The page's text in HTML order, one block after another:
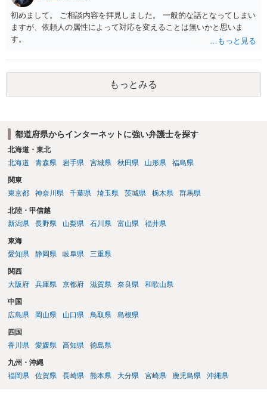
初めまして。 ご相談内容を拝見しました。 一般的な話となってしまい
ますが、依頼人の属性によって対応を変えることは無いかと思いま
す。
もっとみる
都道府県からインターネットに強い弁護士を探す
北海道・東北
北海道
青森県 岩手県 宮城県 秋田県 山形県 福島県
関東
東京都
神奈川県 千葉県 埼玉県 茨城県 栃木県 群馬県
北陸・甲信越
新潟県
長野県 山梨県 石川県 富山県 福井県
東海
愛知県
静岡県 岐阜県 三重県
関西
大阪府
兵庫県 京都府 滋賀県 奈良県 和歌山県
中国
広島県
岡山県 山口県 鳥取県 島根県
四国
香川県
愛媛県 高知県 徳島県
九州・沖縄
福岡県
佐賀県 長崎県 熊本県 大分県 宮崎県 鹿児島県 沖縄県